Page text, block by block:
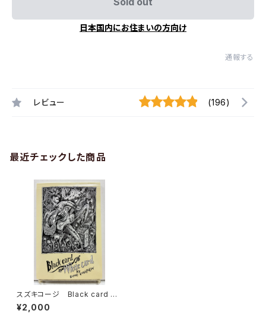
日本国内にお住まいの方向け
通報する
レビュー (196)
最近チェックした商品
スズキコージ Black card W
hite card（カードブック） 20
00年 架空社
¥2,000